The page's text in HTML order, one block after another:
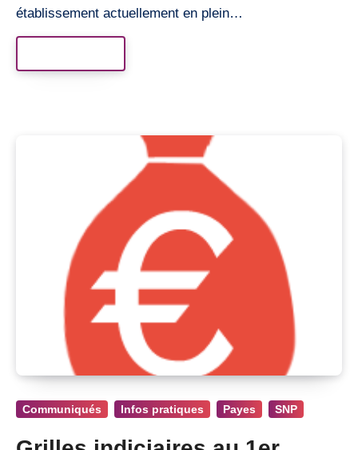
établissement actuellement en plein…
Communiqués Infos pratiques Payes SNP